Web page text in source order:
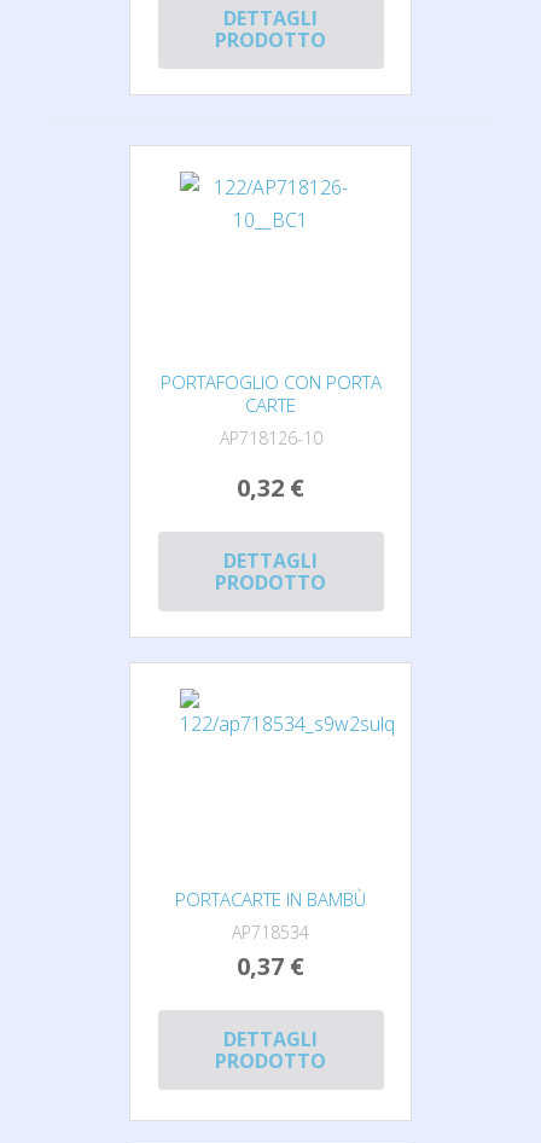
DETTAGLI
PRODOTTO
PORTAFOGLIO CON PORTA
CARTE
AP718126-10
0,32 €
DETTAGLI
PRODOTTO
PORTACARTE IN BAMBÙ
AP718534
0,37 €
DETTAGLI
PRODOTTO